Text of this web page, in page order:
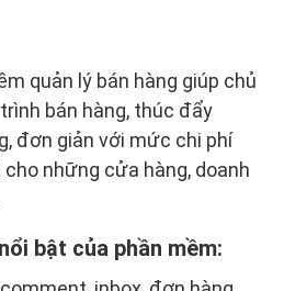
quản lý bán hàng giúp chủ
bán hàng, thúc đẩy
đơn giản với mức chi phí
những cửa hàng, doanh
bật của phần mềm: